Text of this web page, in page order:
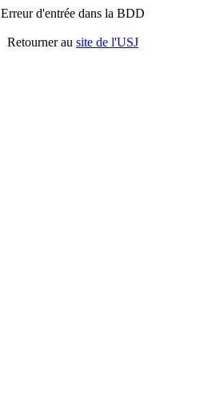
Erreur d'entrée dans la BDD
Retourner au site de l'USJ